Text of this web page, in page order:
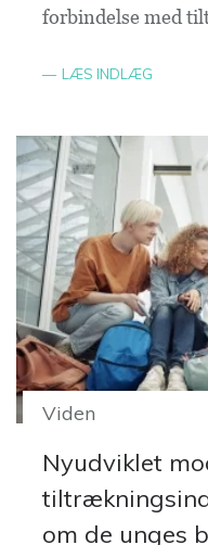
forbindelse med
LÆS INDLÆG
Viden
Nyudviklet
om de unges